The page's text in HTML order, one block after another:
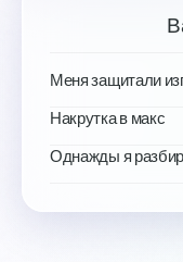
Меня защитали
Накрутка в макс
Однажды я